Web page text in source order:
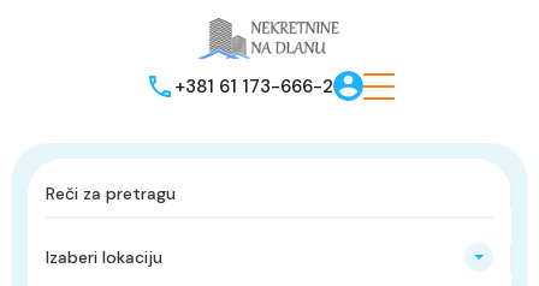
+381 61 173-666-2
Izaberi lokaciju